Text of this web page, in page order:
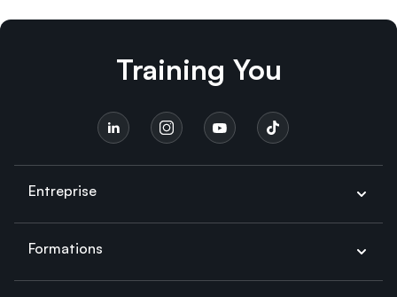
Wavestone
Training You
Entreprise
Formations